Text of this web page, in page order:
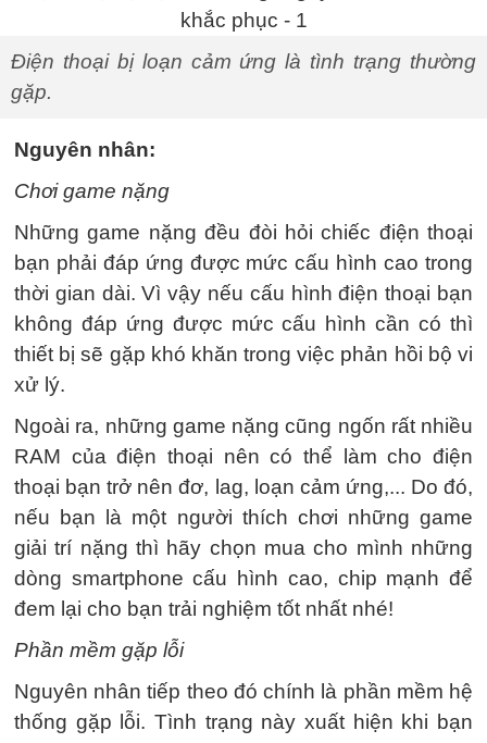
Điện thoại bị loạn cảm ứng là tình trạng thường
gặp.
Nguyên nhân:
Chơi game nặng
Những game nặng đều đòi hỏi chiếc điện thoại
bạn phải đáp ứng được mức cấu hình cao trong
thời gian dài. Vì vậy nếu cấu hình điện thoại bạn
không đáp ứng được mức cấu hình cần có thì
thiết bị sẽ gặp khó khăn trong việc phản hồi bộ vi
xử lý.
Ngoài ra, những game nặng cũng ngốn rất nhiều
RAM của điện thoại nên có thể làm cho điện
thoại bạn trở nên đơ, lag, loạn cảm ứng,... Do đó,
nếu bạn là một người thích chơi những game
giải trí nặng thì hãy chọn mua cho mình những
dòng smartphone cấu hình cao, chip mạnh để
đem lại cho bạn trải nghiệm tốt nhất nhé!
Phần mềm gặp lỗi
Nguyên nhân tiếp theo đó chính là phần mềm hệ
thống gặp lỗi. Tình trạng này xuất hiện khi bạn